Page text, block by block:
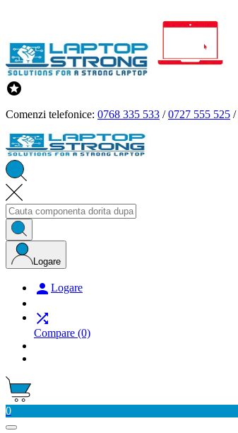

Comenzi telefonice: 0768 335 533 /0727 555 525 /
Logare
 Logare

Compare (0)
0